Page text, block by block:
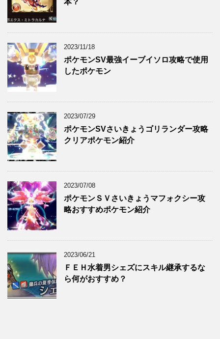
2023/11/18
ポケモンSV最強イーブイソロ攻略で使用
したポケモン
2023/07/29
ポケモンSVさいきょうゴリランダー攻略
クリアポケモン紹介
2023/07/08
ポケモンＳＶさいきょうマフォクシー攻
略おすすめポケモン紹介
2023/06/21
ＦＥＨ水着男シェズにスキル継承するな
ら何がおすすめ？